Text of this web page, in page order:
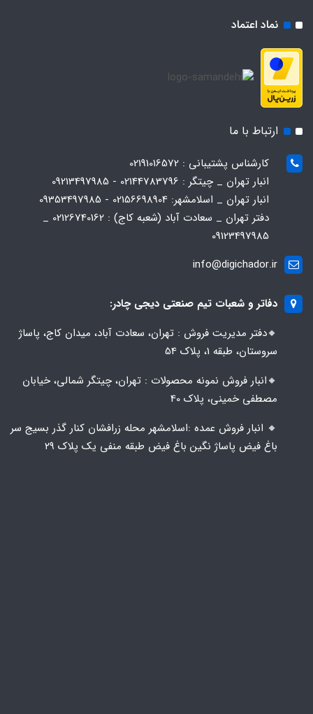
نماد اعتماد
ارتباط با ما
کارشناس پشتیبانی : 02191016572
انبار تهران _ چیتگر : 02144783796 - 09213497985
انبار تهران _ اسلامشهر: 02156698904 - 09353497985
دفتر تهران _ سعادت آباد (شعبه کاج) : 02126740162 _
09123497985
info@digichador.ir
دفاتر و شعبات تیم صنعتی دیجی چادر:
🔸️​​دفتر مدیریت فروش : تهران، سعادت آباد، میدان کاج، پاساژ
سروستان، طبقه 1، پلاک 54
🔸️​​انبار فروش نمونه محصولات : تهران، چیتگر شمالی، خیابان
مصطفی خمینی، پلاک 40
🔸️ انبار فروش عمده :اسلامشهر محله زرافشان کنار گذر بسیج سر
باغ فیض پاساژ نگین باغ فیض طبقه منفی یک پلاک ۲۹